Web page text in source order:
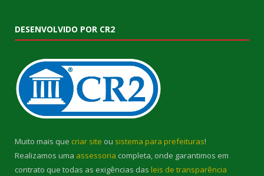
DESENVOLVIDO POR CR2
Muito mais que criar site ou sistema para prefeituras!
Realizamos uma assessoria completa, onde garantimos em
contrato que todas as exigências das leis de transparência